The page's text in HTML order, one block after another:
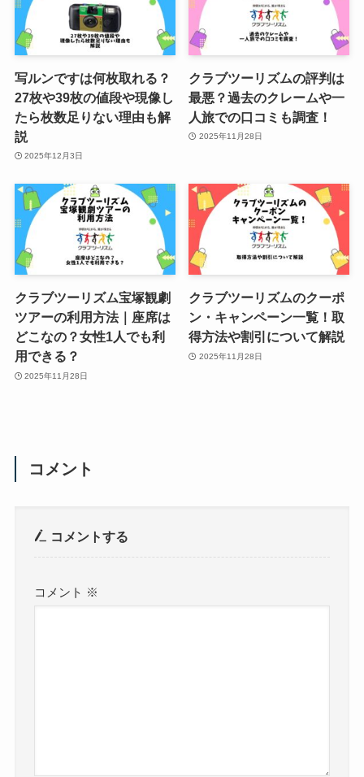
写ルンですは何枚取れる？
27枚や39枚の値段や現像し
たら枚数足りない理由も解
説
2025年12月3日
クラブツーリズムの評判は
最悪？過去のクレームや一
人旅での口コミも調査！
2025年11月28日
クラブツーリズム宝塚観劇
ツアーの利用方法｜座席は
どこなの？女性1人でも利
用できる？
2025年11月28日
クラブツーリズムのクーポ
ン・キャンペーン一覧！取
得方法や割引について解説
2025年11月28日
コメント
コメントする
コメント ※